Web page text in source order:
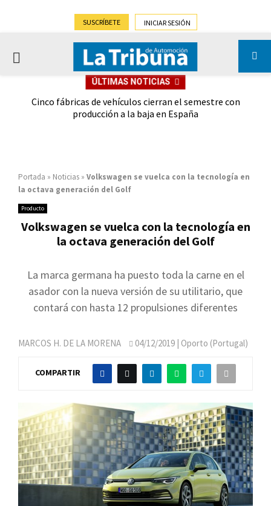
SUSCRÍBETE INICIAR SESIÓN
PRIMARY
ÚLTIMAS NOTICIAS
Cinco fábricas de vehículos cierran el semestre con
producción a la baja en España
Portada » Noticias » Volkswagen se vuelca con la tecnología en
la octava generación del Golf
Producto
Volkswagen se vuelca con la tecnología en
la octava generación del Golf
La marca germana ha puesto toda la carne en el
asador con la nueva versión de su utilitario, que
contará con hasta 12 propulsiones diferentes
MARCOS H. DE LA MORENA 04/12/2019 | Oporto (Portugal)
COMPARTIR